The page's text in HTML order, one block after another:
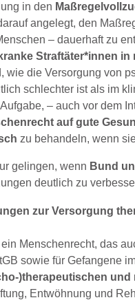
in den
angelegt, den
– dauerhaft zu
Straftäter*innen in
wie die Versorgung von
schlechter ist als im
– auch vor dem
auf gute
zu behandeln, wenn
gelingen, wenn Bund
deutlich zu
zur Versorgung
Menschenrecht, das
sowie für Gefangene
)therapeutischen
Entwöhnung und